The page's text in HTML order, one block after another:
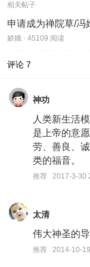
相关帖子
申请成为禅院草/冯
娇娥 · 45109 阅读
评论 7
神功
人类新生活
是上帝的意
劳、善良、
类的福音。
推荐 2017-3-30
太清
伟大神圣的
推荐 2014-10-